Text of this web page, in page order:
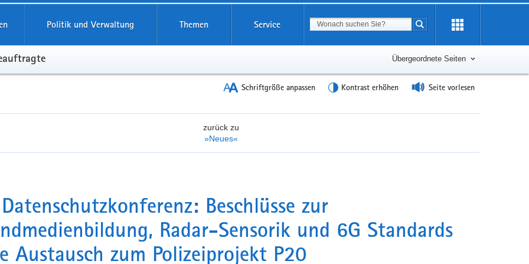
Politik und Verwaltung Themen Service Suchbegriff
Suche starten
Übergeordnete Seiten
Schriftgröße anpassen Kontrast erhöhen Seite vorlesen
zurück zu
»Neues«
Beschlüsse zur
Radar-Sensorik und 6G Standards
Austausch zum Polizeiprojekt P20